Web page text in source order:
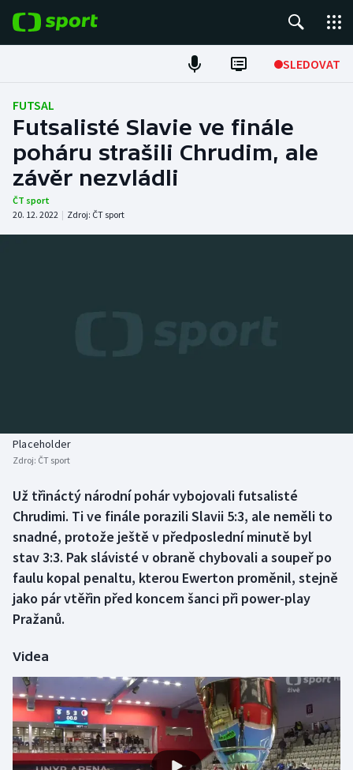
SLEDOVAT
Fotbal
Hokej
Tenis
Atletika
Biatlon
Box
Curling
Dostihy
Golf
Gymnastika
Aplikace ČT sport
FUTSAL
Futsalisté Slavie ve finále
poháru strašili Chrudim, ale
závěr nezvládli
ČT sport
20. 12. 2022 | Zdroj: ČT sport
Placeholder
Zdroj: ČT sport
Už třináctý národní pohár vybojovali futsalisté
Chrudimi. Ti ve finále porazili Slavii 5:3, ale neměli to
snadné, protože ještě v předposlední minutě byl
stav 3:3. Pak slávisté v obraně chybovali a soupeř po
faulu kopal penaltu, kterou Ewerton proměnil, stejně
jako pár vtěřin před koncem šanci při power-play
Pražanů.
Videa